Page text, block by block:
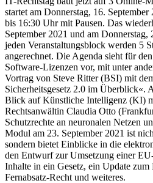
startet am Donnerstag, 16.
bis 16:30 Uhr mit Pausen. Das
September 2021 und am Donnerstag,
jeden Veranstaltungsblock werden 5
angerechnet. Die Agenda sieht für
Software-Lizenzen vor, mit unter
Vortrag von Steve Ritter (BSI) mit
Sicherheitsgesetz 2.0 im Überblick«.
Blick auf Künstliche Intelligenz (KI)
Rechtsanwältin Claudia Otto
Schutzrechte an neuronalen Netzen
Modul am 23. September 2021 ist
sondern bietet Einblicke in die
den Entwurf zur Umsetzung einer
Inhalte in ein Gesetz, ein Update zum
Fernabsatz-Recht und weiteres.